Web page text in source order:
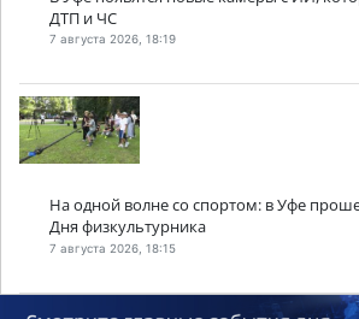
ДТП и ЧС
7 августа 2026, 18:19
На одной волне со спортом: в Уфе
Дня физкультурника
7 августа 2026, 18:15